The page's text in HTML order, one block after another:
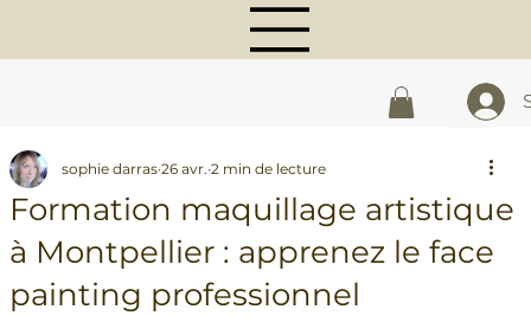
Formation maquillage artistique
à Montpellier : apprenez le face
painting professionnel
sophie darras 26 avr. 2 min de lecture